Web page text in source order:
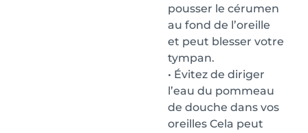
pousser le cérumen
au fond de l’oreille
et peut blesser votre
tympan.
• Évitez de diriger
l’eau du pommeau
de douche dans vos
oreilles Cela peut